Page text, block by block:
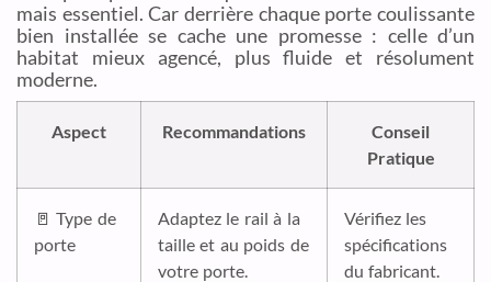
mais essentiel. Car derrière chaque porte coulissante
bien installée se cache une promesse : celle d’un
habitat mieux agencé, plus fluide et résolument
moderne.
Aspect Recommandations
Conseil
Pratique
🚪 Type de
porte
Adaptez le rail à la
taille et au poids de
votre porte.
Vérifiez les
spécifications
du fabricant.